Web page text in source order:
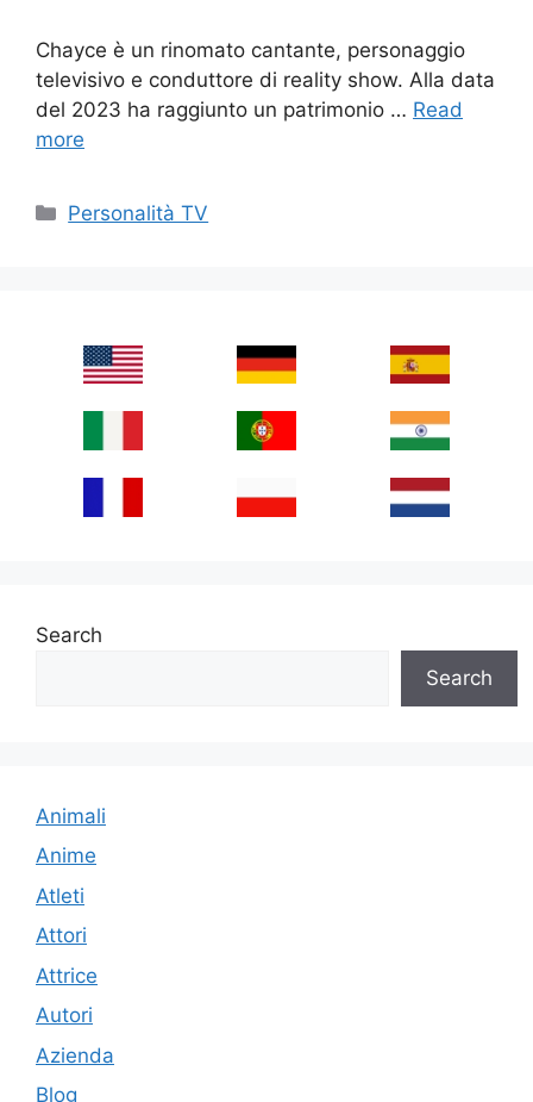
Chayce è un rinomato cantante, personaggio
televisivo e conduttore di reality show. Alla data
del 2023 ha raggiunto un patrimonio … Read
more
Categories
Personalità TV
Search
Search
Animali
Anime
Atleti
Attori
Attrice
Autori
Azienda
Blog